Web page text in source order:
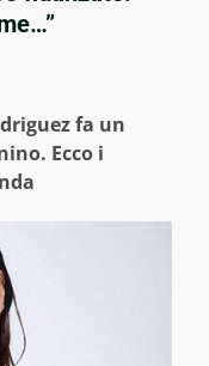
fa un
Ecco i